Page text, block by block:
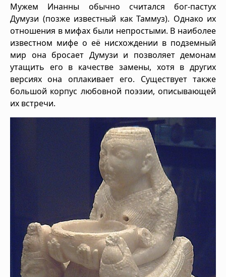
Мужем Инанны обычно считался бог-пастух
Думузи (позже известный как Таммуз). Однако их
отношения в мифах были непростыми. В наиболее
известном мифе о её нисхождении в подземный
мир она бросает Думузи и позволяет демонам
утащить его в качестве замены, хотя в других
версиях она оплакивает его. Существует также
большой корпус любовной поэзии, описывающей
их встречи.